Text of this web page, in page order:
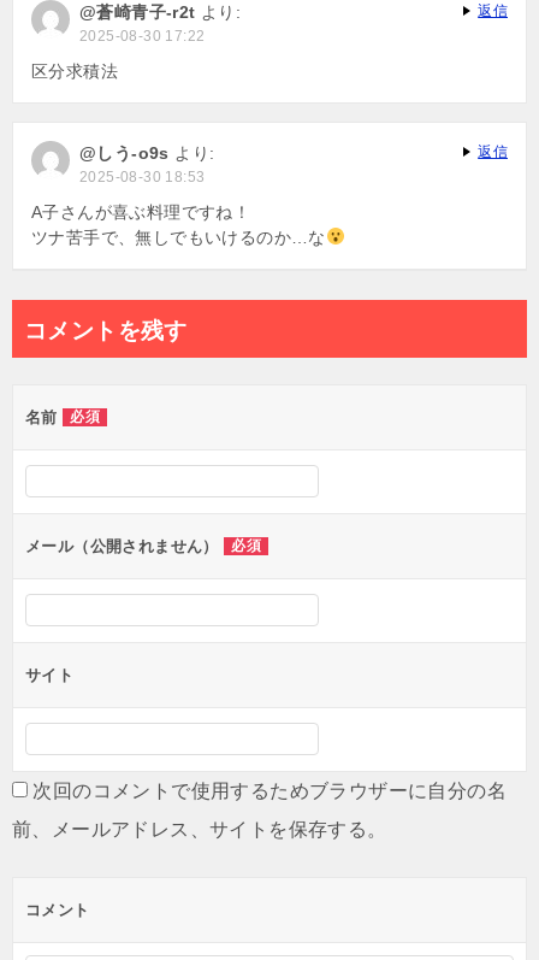
@蒼崎青子-r2t より:
2025-08-30 17:22
区分求積法
返信
@しう-o9s より:
2025-08-30 18:53
A子さんが喜ぶ料理ですね！
ツナ苦手で、無しでもいけるのか…な
返信
コメントを残す
名前 必須
メール（公開されません） 必須
サイト
次回のコメントで使用するためブラウザーに自分の名
前、メールアドレス、サイトを保存する。
コメント